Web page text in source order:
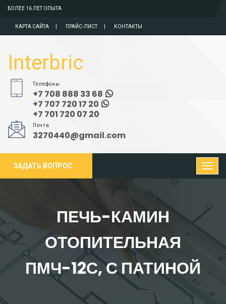
БОЛЕЕ 16 ЛЕТ ОПЫТА
КАРТА САЙТА ПРАЙС-ЛИСТ КОНТАКТЫ
Interbric
Телефоны
+7 708 888 33 68
+7 707 720 17 20
+7 701 720 07 20
Почта
3270440@gmail.com
ЗАДАТЬ ВОПРОС
ПЕЧЬ-КАМИН
ОТОПИТЕЛЬНАЯ
ПМЧ-12С, С ПАТИНОЙ